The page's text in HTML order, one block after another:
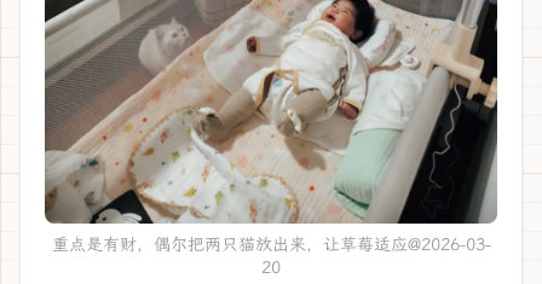
重点是有财，偶尔把两只猫放出来，让草莓适应@2026-03-
20